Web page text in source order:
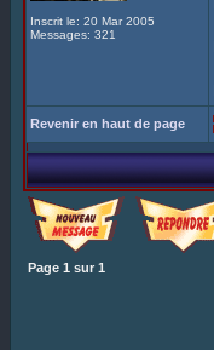
Inscrit le: 20 Mar 2005
Messages: 321
Revenir en haut de page
Page 1 sur 1